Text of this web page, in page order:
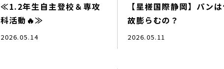
≪1.2年生自主登校＆専攻
科活動🔥≫
2026.05.14
【星槎国際静岡】パン
故膨らむの？
2026.05.11